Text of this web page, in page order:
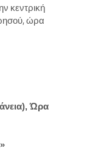
κεντρική
ώρα
Ώρα